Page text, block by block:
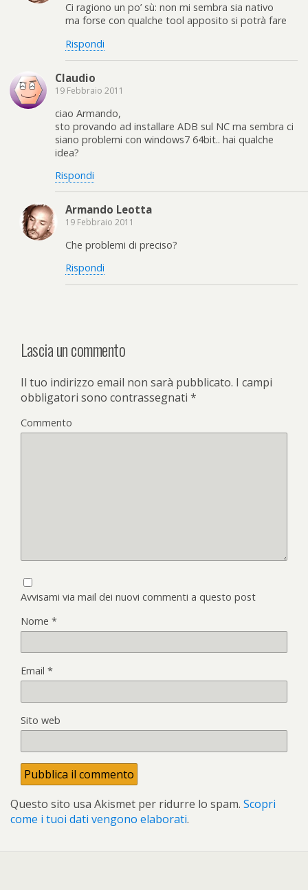
Ci ragiono un po’ sù: non mi sembra sia nativo
ma forse con qualche tool apposito si potrà fare
Rispondi
Claudio
19 Febbraio 2011
ciao Armando,
sto provando ad installare ADB sul NC ma sembra ci
siano problemi con windows7 64bit.. hai qualche
idea?
Rispondi
Armando Leotta
19 Febbraio 2011
Che problemi di preciso?
Rispondi
Lascia un commento
Il tuo indirizzo email non sarà pubblicato. I campi
obbligatori sono contrassegnati *
Commento
Avvisami via mail dei nuovi commenti a questo post
Nome *
Email *
Sito web
Questo sito usa Akismet per ridurre lo spam. Scopri
come i tuoi dati vengono elaborati.